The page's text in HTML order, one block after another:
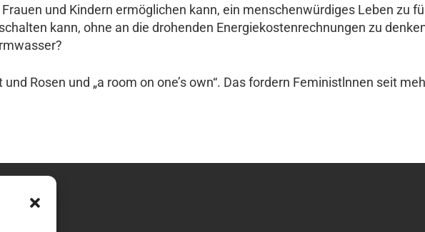
und Kindern ermöglichen kann, ein menschenwürdiges Leben zu
kann, ohne an die drohenden Energiekostenrechnungen zu
Rosen und „a room on one’s own“. Das fordern Feministlnnen seit